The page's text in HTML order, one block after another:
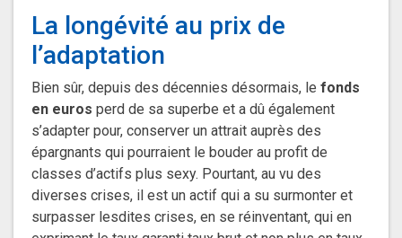
La longévité au prix de
l’adaptation
Bien sûr, depuis des décennies désormais, le fonds
en euros perd de sa superbe et a dû également
s’adapter pour, conserver un attrait auprès des
épargnants qui pourraient le bouder au profit de
classes d’actifs plus sexy. Pourtant, au vu des
diverses crises, il est un actif qui a su surmonter et
surpasser lesdites crises, en se réinventant, qui en